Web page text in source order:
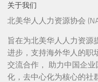
关于我们
北美华人人力资源协会
旨在为北美华人人力资源
进步，支持海外华人的职
交流合作， 助力中国企
化，去中心化为核心的社